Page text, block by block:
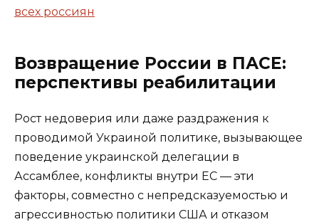
всех россиян
Возвращение России в ПАСЕ:
перспективы реабилитации
Рост недоверия или даже раздражения к
проводимой Украиной политике, вызывающее
поведение украинской делегации в
Ассамблее, конфликты внутри ЕС — эти
факторы, совместно с непредсказуемостью и
агрессивностью политики США и отказом